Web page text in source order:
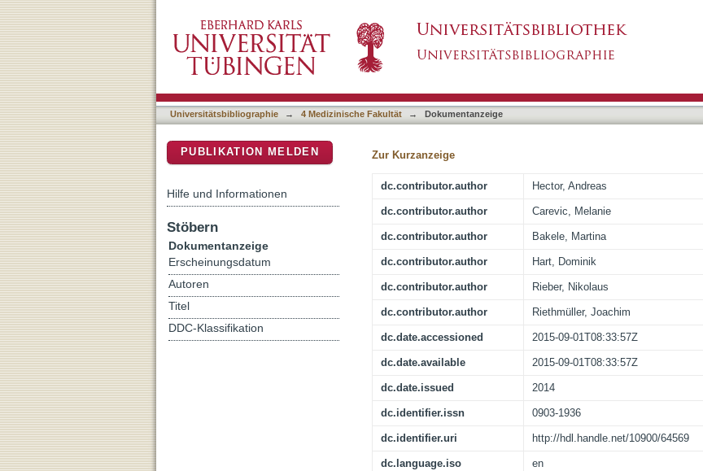
The chemokine CCL18 characterises Pseudomonas infections in
Universitätsbibliographie → 4 Medizinische Fakultät → Dokumentanzeige
Zur Kurzanzeige
dc.contributor.author Hector, Andreas
dc.contributor.author Carevic, Melanie
dc.contributor.author Bakele, Martina
dc.contributor.author Hart, Dominik
dc.contributor.author Rieber, Nikolaus
dc.contributor.author Riethmüller, Joachim
dc.date.accessioned 2015-09-01T08:33:57Z
dc.date.available 2015-09-01T08:33:57Z
dc.date.issued 2014
dc.identifier.issn 0903-1936
dc.identifier.uri http://hdl.handle.net/10900/64569
dc.language.iso en
PUBLIKATION MELDEN
Hilfe und Informationen
Stöbern
Dokumentanzeige
Erscheinungsdatum
Autoren
Titel
DDC-Klassifikation